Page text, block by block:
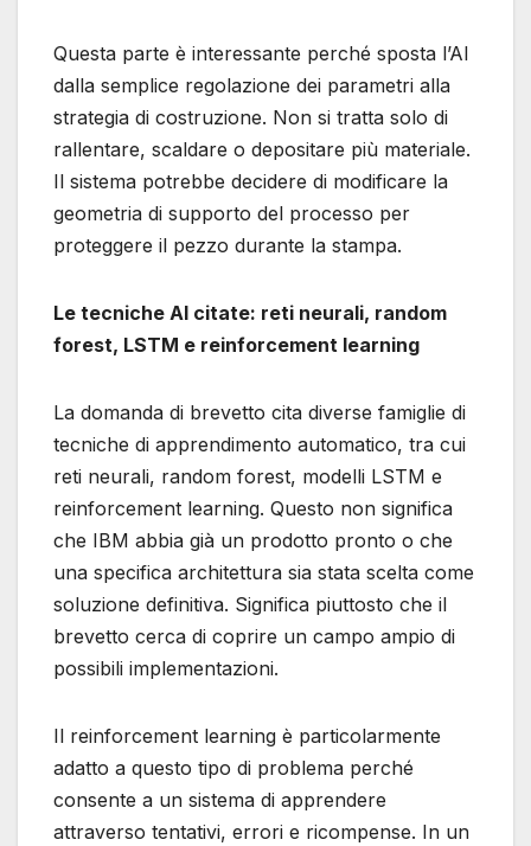
Questa parte è interessante perché sposta l’AI
dalla semplice regolazione dei parametri alla
strategia di costruzione. Non si tratta solo di
rallentare, scaldare o depositare più materiale.
Il sistema potrebbe decidere di modificare la
geometria di supporto del processo per
proteggere il pezzo durante la stampa.
Le tecniche AI citate: reti neurali, random
forest, LSTM e reinforcement learning
La domanda di brevetto cita diverse famiglie di
tecniche di apprendimento automatico, tra cui
reti neurali, random forest, modelli LSTM e
reinforcement learning. Questo non significa
che IBM abbia già un prodotto pronto o che
una specifica architettura sia stata scelta come
soluzione definitiva. Significa piuttosto che il
brevetto cerca di coprire un campo ampio di
possibili implementazioni.
Il reinforcement learning è particolarmente
adatto a questo tipo di problema perché
consente a un sistema di apprendere
attraverso tentativi, errori e ricompense. In un